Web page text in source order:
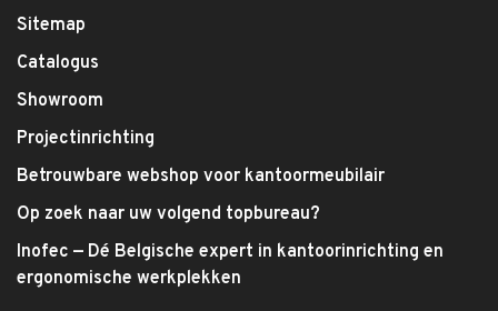
Sitemap
Catalogus
Showroom
Projectinrichting
Betrouwbare webshop voor kantoormeubilair
Op zoek naar uw volgend topbureau?
Inofec — Dé Belgische expert in kantoorinrichting en
ergonomische werkplekken